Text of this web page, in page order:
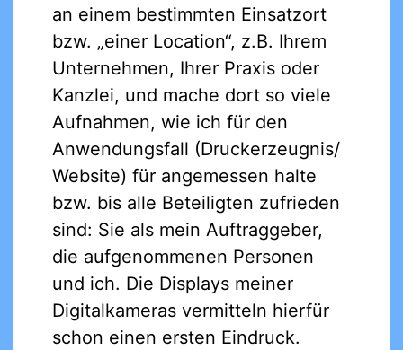
an einem bestimmten Einsatzort
bzw. „einer Location“, z.B. Ihrem
Unternehmen, Ihrer Praxis oder
Kanzlei, und mache dort so viele
Aufnahmen, wie ich für den
Anwendungsfall (Druckerzeugnis/
Website) für angemessen halte
bzw. bis alle Beteiligten zufrieden
sind: Sie als mein Auftraggeber,
die aufgenommenen Personen
und ich. Die Displays meiner
Digitalkameras vermitteln hierfür
schon einen ersten Eindruck.